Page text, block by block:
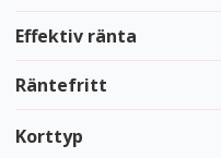
Effektiv ränta
Räntefritt
Korttyp